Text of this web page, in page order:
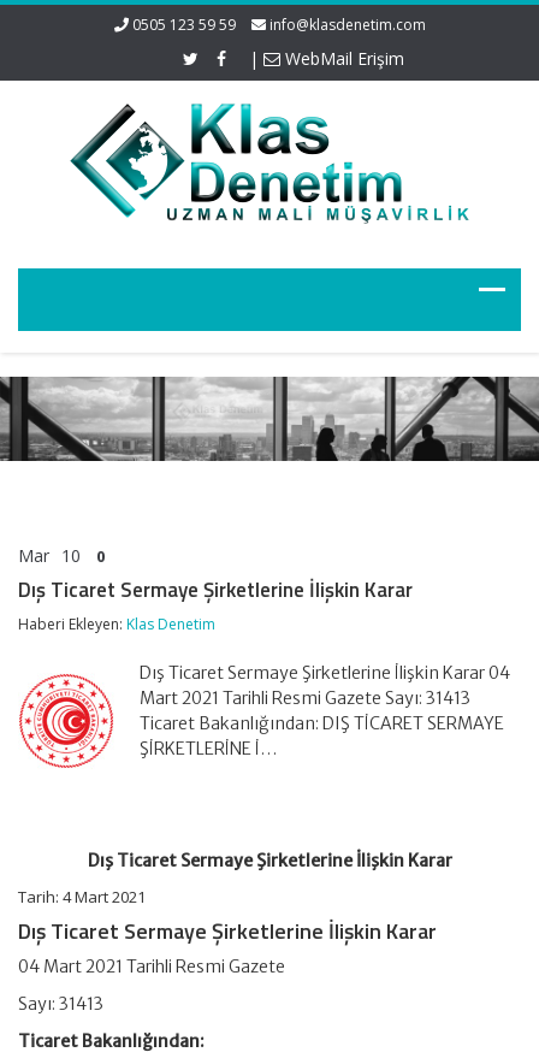
0505 123 59 59 info@klasdenetim.com
| WebMail Erişim
Mar 10 0
Dış Ticaret Sermaye Şirketlerine İlişkin Karar
Haberi Ekleyen: Klas Denetim
Dış Ticaret Sermaye Şirketlerine İlişkin Karar 04
Mart 2021 Tarihli Resmi Gazete Sayı: 31413
Ticaret Bakanlığından: DIŞ TİCARET SERMAYE
ŞİRKETLERİNE İ…
Dış Ticaret Sermaye Şirketlerine İlişkin Karar
Tarih: 4 Mart 2021
Dış Ticaret Sermaye Şirketlerine İlişkin Karar
04 Mart 2021 Tarihli Resmi Gazete
Sayı: 31413
Ticaret Bakanlığından: